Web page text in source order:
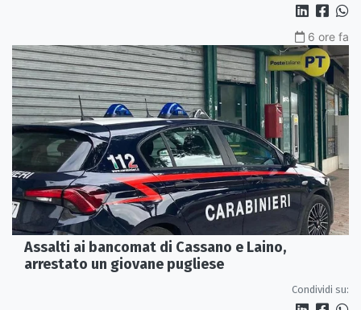
6 ore fa
Assalti ai bancomat di Cassano e Laino,
arrestato un giovane pugliese
Condividi su: